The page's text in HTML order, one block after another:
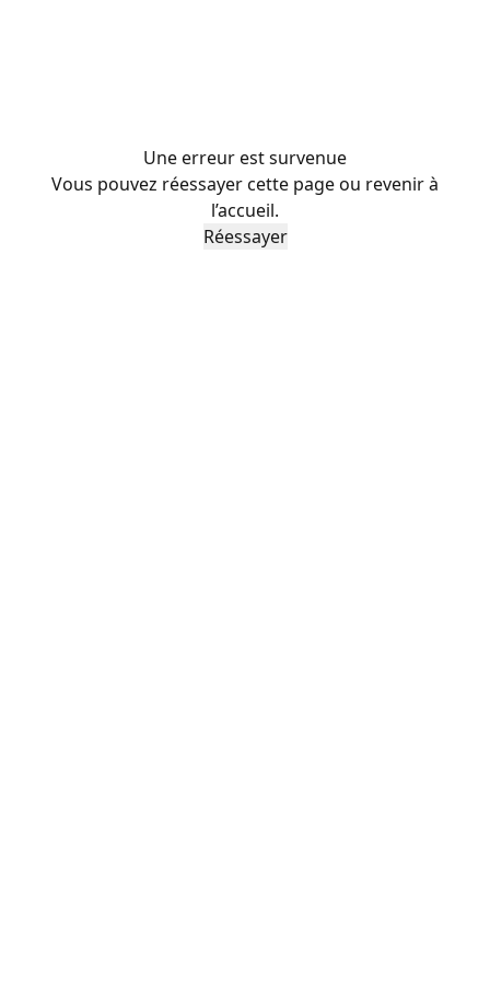
Une erreur est survenue
Vous pouvez réessayer cette page ou revenir à
l’accueil.
Réessayer